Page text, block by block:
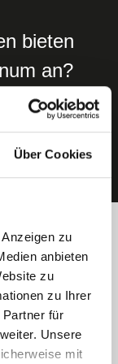
Über Cookies
zu
anbieten
zu
zu Ihrer
für
Unsere
mit
bieten
an?
sowohl
von